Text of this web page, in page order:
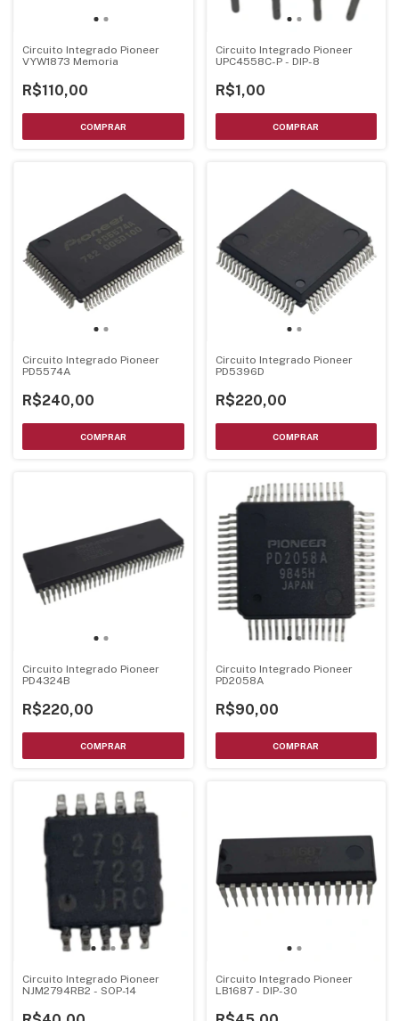
Circuito Integrado Pioneer
VYW1873 Memoria
R$110,00
Circuito Integrado Pioneer
UPC4558C-P - DIP-8
R$1,00
Circuito Integrado Pioneer
PD5574A
R$240,00
Circuito Integrado Pioneer
PD5396D
R$220,00
Circuito Integrado Pioneer
PD4324B
R$220,00
Circuito Integrado Pioneer
PD2058A
R$90,00
Circuito Integrado Pioneer
NJM2794RB2 - SOP-14
Circuito Integrado Pioneer
LB1687 - DIP-30